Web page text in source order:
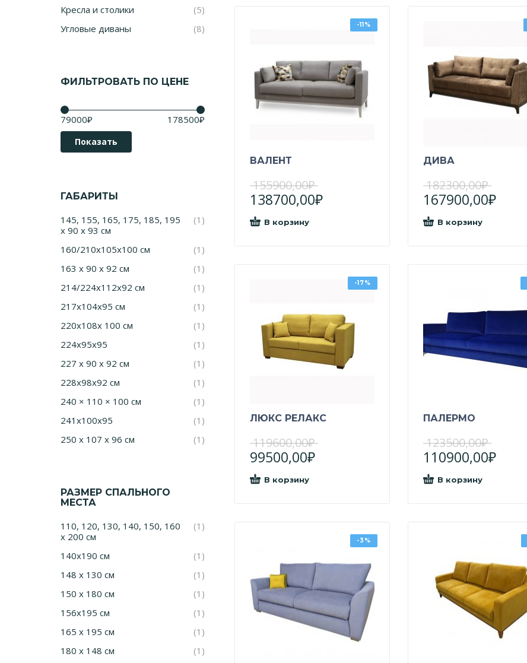
Кресла и столики
(5)
Угловые диваны
(8)
ФИЛЬТРОВАТЬ ПО ЦЕНЕ
Показать
79000₽ 178500₽
ГАБАРИТЫ
145, 155, 165, 175, 185, 195
х 90 х 93 см
(1)
160/210х105х100 см
(1)
163 х 90 х 92 см
(1)
214/224х112х92 см
(1)
217х104х95 см
(1)
220х108х 100 см
(1)
224х95х95
(1)
227 х 90 х 92 см
(1)
228х98х92 см
(1)
240 × 110 × 100 см
(1)
241х100х95
(1)
250 х 107 х 96 см
(1)
РАЗМЕР СПАЛЬНОГО
МЕСТА
110, 120, 130, 140, 150, 160
х 200 см
(1)
140х190 см
(1)
148 х 130 см
(1)
150 х 180 см
(1)
156х195 см
(1)
165 x 195 см
(1)
180 x 148 см
(1)
-11%
ВАЛЕНТ
155900,00₽
138700,00₽
В корзину
ДИВА
182300,00₽
167900,00₽
В корзину
-17%
ЛЮКС РЕЛАКС
119600,00₽
99500,00₽
В корзину
ПАЛЕРМО
123500,00₽
110900,00₽
В корзину
-3%